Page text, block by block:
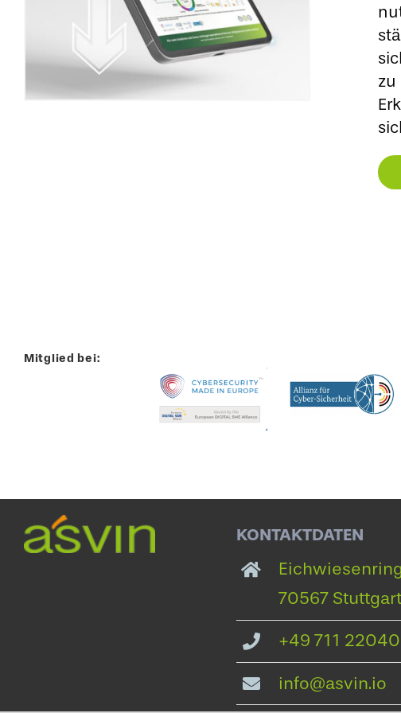
zu
Mitglied bei:
KONTAKTDATEN
70567 Stuttgart
+49 711
info@asvin.io